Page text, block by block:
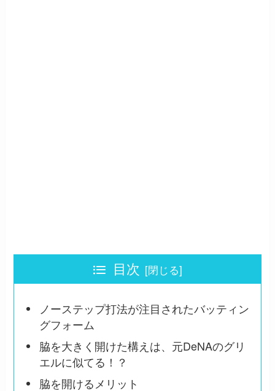
目次
ノーステップ打法が注目されたバッティン
グフォーム
脇を大きく開けた構えは、元DeNAのグリ
エルに似てる！？
脇を開けるメリット